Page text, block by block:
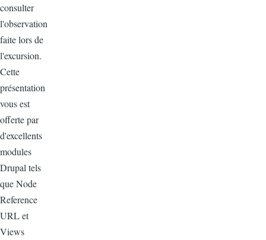
consulter
l'observation
faite lors de
l'excursion.
Cette
présentation
vous est
offerte par
d'excellents
modules
Drupal tels
que Node
Reference
URL et
Views